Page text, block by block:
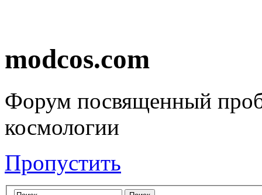
modcos.com
Форум посвященный
космологии
Пропустить